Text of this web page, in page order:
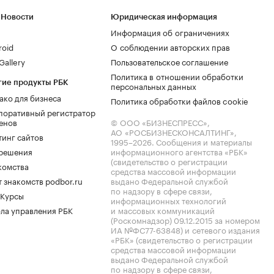
продукты РБК
для бизнеса
регистратор
сайтов
знакомств podbor.ru
управления РБК
Юридическая информация
Информация об ограничениях
О соблюдении авторских прав
Пользовательское соглашение
Политика в отношении обработки
персональных данных
Политика обработки файлов cookie
© ООО «БИЗНЕСПРЕСС»,
АО «РОСБИЗНЕСКОНСАЛТИНГ»,
1995–2026. Сообщения и материалы
информационного агентства «РБК»
(свидетельство о регистрации
средства массовой информации
выдано Федеральной службой
по надзору в сфере связи,
информационных технологий
и массовых коммуникаций
(Роскомнадзор) 09.12.2015 за номером
ИА №ФС77-63848) и сетевого издания
«РБК» (свидетельство о регистрации
средства массовой информации
выдано Федеральной службой
по надзору в сфере связи,